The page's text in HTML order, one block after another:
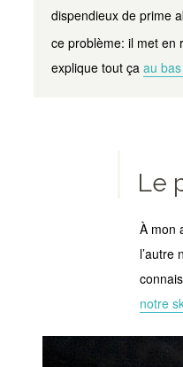
dispendieux de prime
ce problème: il met en
explique tout ça au
Le
À mon
l’autre
notre